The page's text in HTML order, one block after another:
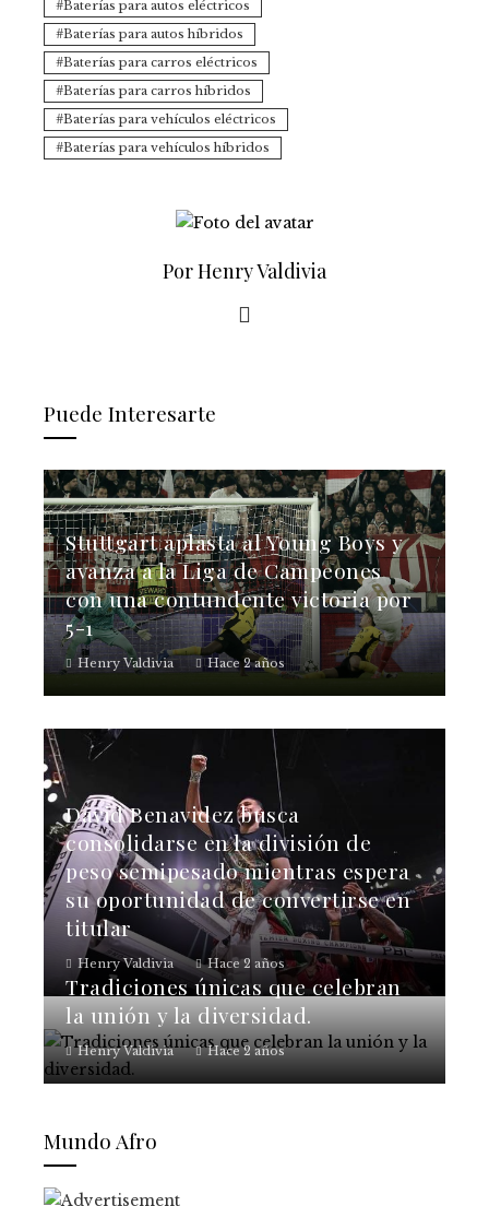
Baterías para autos eléctricos
Baterías para autos híbridos
Baterías para carros eléctricos
Baterías para carros híbridos
Baterías para vehículos eléctricos
Baterías para vehículos híbridos
Por Henry Valdivia
Puede Interesarte
Stuttgart aplasta al Young Boys y
avanza a la Liga de Campeones
con una contundente victoria por
5-1
Henry Valdivia Hace 2 años
David Benavidez busca
consolidarse en la división de
peso semipesado mientras espera
su oportunidad de convertirse en
titular
Henry Valdivia Hace 2 años
Tradiciones únicas que celebran
la unión y la diversidad.
Henry Valdivia Hace 2 años
Mundo Afro